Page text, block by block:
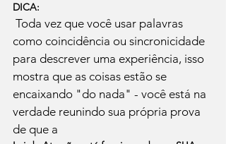
DICA:
como coincidência ou sincronicidade
para descrever uma experiência, isso
mostra que as coisas estão se
encaixando "do nada" - você está na
verdade reunindo sua própria prova
de que a